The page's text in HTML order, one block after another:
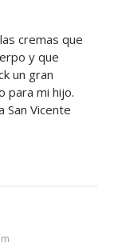
cremas que
y que
un gran
para mi hijo.
San Vicente